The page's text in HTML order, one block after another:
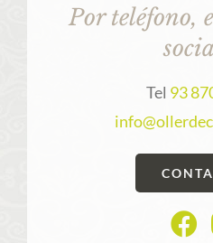
Por teléfono,
Tel 93